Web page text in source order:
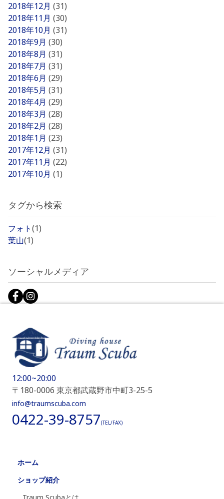
2018年12月 (31)
2018年11月 (30)
2018年10月 (31)
2018年9月 (30)
2018年8月 (31)
2018年7月 (31)
2018年6月 (29)
2018年5月 (31)
2018年4月 (29)
2018年3月 (28)
2018年2月 (28)
2018年1月 (23)
2017年12月 (31)
2017年11月 (22)
2017年10月 (1)
タグから検索
フォト(1)
葉山(1)
ソーシャルメディア
12:00~20:00
〒180-0006 東京都武蔵野市中町3-25-5
info@traumscuba.com
0422-39-8757(TEL/FAX)
ホーム
ショップ紹介
Traum Scubaとは